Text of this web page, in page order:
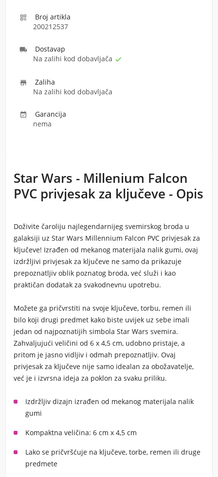

Broj artikla
200212537
 Dostavap
Na zalihi kod dobavljača 

Zaliha
Na zalihi kod dobavljača

Garancija
nema
Star Wars - Millenium Falcon
PVC privjesak za ključeve - Opis
Doživite čaroliju najlegendarnijeg svemirskog broda u
galaksiji uz Star Wars Millennium Falcon PVC privjesak za
ključeve! Izrađen od mekanog materijala nalik gumi, ovaj
izdržljivi privjesak za ključeve ne samo da prikazuje
prepoznatljiv oblik poznatog broda, već služi i kao
praktičan dodatak za svakodnevnu upotrebu.
Možete ga pričvrstiti na svoje ključeve, torbu, remen ili
bilo koji drugi predmet kako biste uvijek uz sebe imali
jedan od najpoznatijih simbola Star Wars svemira.
Zahvaljujući veličini od 6 x 4,5 cm, udobno pristaje, a
pritom je jasno vidljiv i odmah prepoznatljiv. Ovaj
privjesak za ključeve nije samo idealan za obožavatelje,
već je i izvrsna ideja za poklon za svaku priliku.
Izdržljiv dizajn izrađen od mekanog materijala nalik
gumi
Kompaktna veličina: 6 cm x 4,5 cm
Lako se pričvršćuje na ključeve, torbe, remen ili druge
predmete